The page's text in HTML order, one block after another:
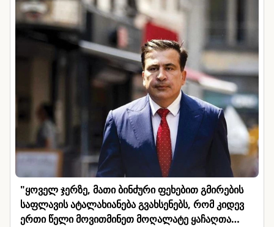
"ყოველ ჯერზე, მათი ბინძური ფეხებით გმირების
საფლავის ატალახიანება გვახსენებს, რომ კიდევ
ერთი წელი მოვითმინეთ მოღალატე ყაჩაღთა